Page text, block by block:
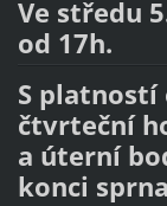
Ve středu
od 17h.
S
čtvrteční
a úterní
konci